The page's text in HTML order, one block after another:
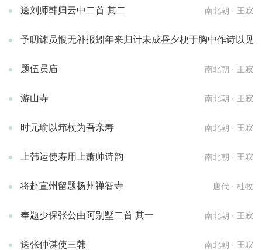
送刘师韩归云中二首 其二 南北朝 · 王寂
予叨谏员恨无补报矧年来归计未成昼夕梗于胸中作诗以见
题伍员庙 南北朝 · 王寂
游山寺 南北朝 · 王寂
时元瑜以筇杖为吾亲寿 南北朝 · 王寂
上韩运使寿用上萧帅诗韵 南北朝 · 王寂
将赴宣州留题扬州禅智寺 唐代 · 杜牧
奉题少保张公曲阿别墅二首 其一 南北朝 · 王寂
送张仲谋使三韩 南北朝 · 王寂